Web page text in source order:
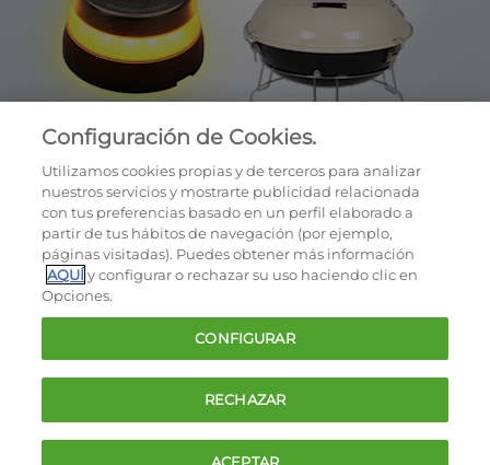
Cookies
Política de privacidad
Términos y condiciones de la oferta
Contacto
FAQ
Configuración de Cookies.
Utilizamos cookies propias y de terceros para analizar
nuestros servicios y mostrarte publicidad relacionada
con tus preferencias basado en un perfil elaborado a
partir de tus hábitos de navegación (por ejemplo,
páginas visitadas). Puedes obtener más información
AQUÍy configurar o rechazar su uso haciendo clic en
Opciones.
CONFIGURAR
RECHAZAR